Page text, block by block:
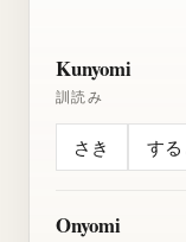
Kunyomi
訓読み
さき す
Onyomi